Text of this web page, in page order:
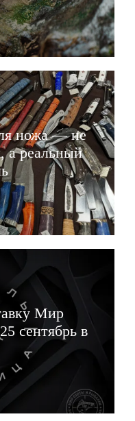
ножа — не
а реальный
Мир
сентябрь в